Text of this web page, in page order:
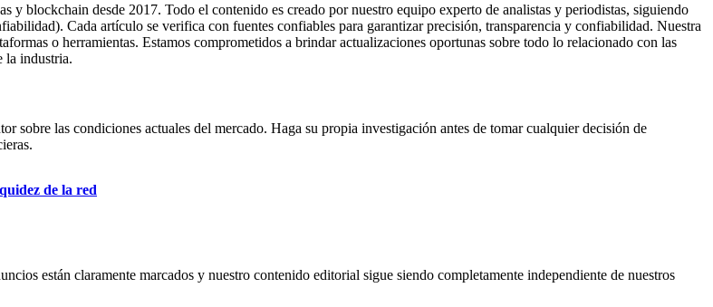
y blockchain desde 2017. Todo el contenido es creado por nuestro equipo experto de analistas y periodistas, siguiendo
Cada artículo se verifica con fuentes confiables para garantizar precisión, transparencia y confiabilidad. Nuestra
o herramientas. Estamos comprometidos a brindar actualizaciones oportunas sobre todo lo relacionado con las
la industria.
sobre las condiciones actuales del mercado. Haga su propia investigación antes de tomar cualquier decisión de
de la red
están claramente marcados y nuestro contenido editorial sigue siendo completamente independiente de nuestros